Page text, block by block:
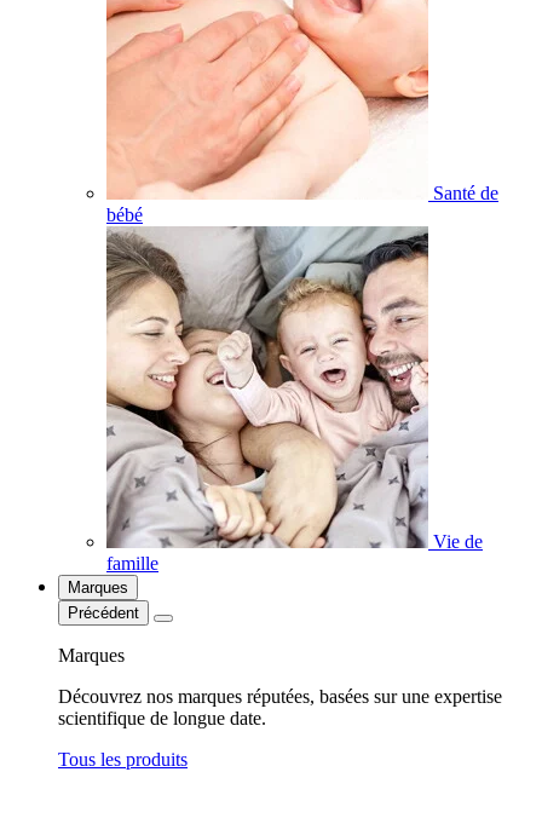
Santé de
bébé
Vie de
famille
Marques
Précédent
Marques
Découvrez nos marques réputées, basées sur une expertise
scientifique de longue date.
Tous les produits